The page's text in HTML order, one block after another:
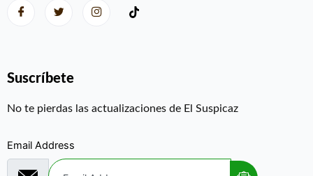
Suscríbete
No te pierdas las actualizaciones de El Suspicaz
Email Address